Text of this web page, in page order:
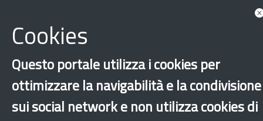
Cookies
Questo portale utilizza i cookies per
ottimizzare la navigabilità e la condivisione
sui social network e non utilizza cookies di